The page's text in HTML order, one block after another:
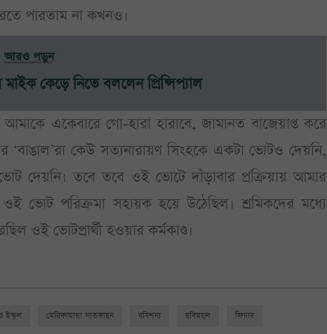
পারতাম না কখনও।
আরও পড়ুন
কেড়ে নিতে বললেন প্রিন্সিপ্যাল
একেবারে গো-হারা হারাবে, জামানত বাজেয়াপ্ত করে
কেউ সত্যনারায়ণ সিংহকে একটা ভোটও দেয়নি,
দেয়নি। তবে তবে ওই ভোটে দাঁড়াবার প্রক্রিয়ায় আমার
ভোট পরিক্রমা সহায়ক হয়ে উঠেছিল। শ্রমিকদের মধ্যে
ওই ভোটপ্রার্থী হওয়ার কর্মকাণ্ড।
ইস্কুল মেরিকামায়া সাতকাহন রবিশস্য ছবিমহল ফিচার